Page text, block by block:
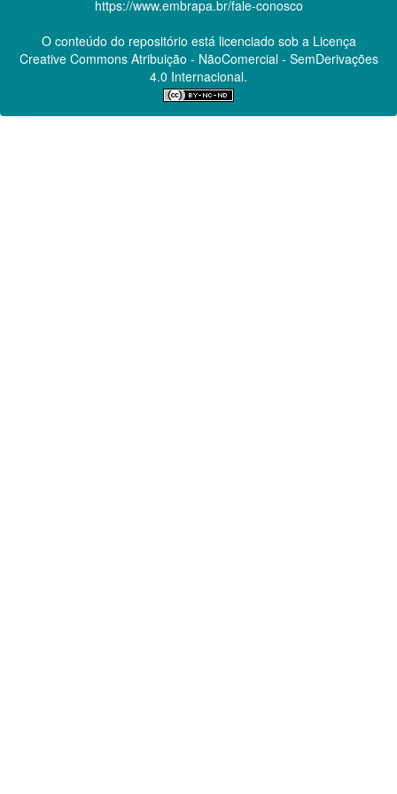
https://www.embrapa.br/fale-conosco
O conteúdo do repositório está licenciado sob a Licença
Creative CommonsAtribuição - NãoComercial - SemDerivações
4.0 Internacional.